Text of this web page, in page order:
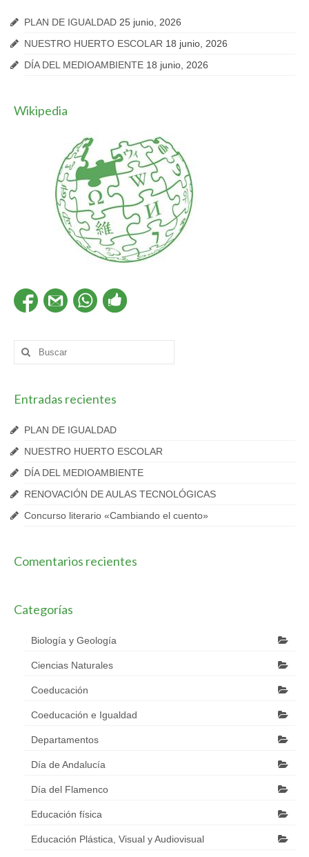
PLAN DE IGUALDAD 25 junio, 2026
NUESTRO HUERTO ESCOLAR 18 junio, 2026
DÍA DEL MEDIOAMBIENTE 18 junio, 2026
Wikipedia
Buscar
por:
Entradas recientes
PLAN DE IGUALDAD
NUESTRO HUERTO ESCOLAR
DÍA DEL MEDIOAMBIENTE
RENOVACIÓN DE AULAS TECNOLÓGICAS
Concurso literario «Cambiando el cuento»
Comentarios recientes
Categorías
Biología y Geología
Ciencias Naturales
Coeducación
Coeducación e Igualdad
Departamentos
Día de Andalucía
Día del Flamenco
Educación física
Educación Plástica, Visual y Audiovisual